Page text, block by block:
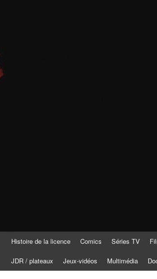
Tortuepédia
L'encyclopédie des Tortues Ninja !
contenu
Histoire de la licence Comics Séries TV
JDR / plateaux Jeux-vidéos Multimédia